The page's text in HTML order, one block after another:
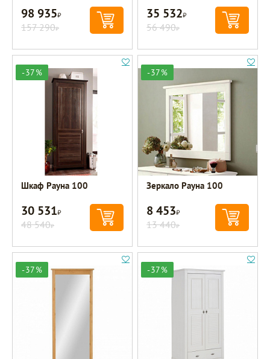
98 935Р
157 290Р
35 532Р
56 490Р
-37%
Шкаф Рауна 100
30 531Р
48 540Р
-37%
Зеркало Рауна 100
8 453Р
13 440Р
-37% -37%